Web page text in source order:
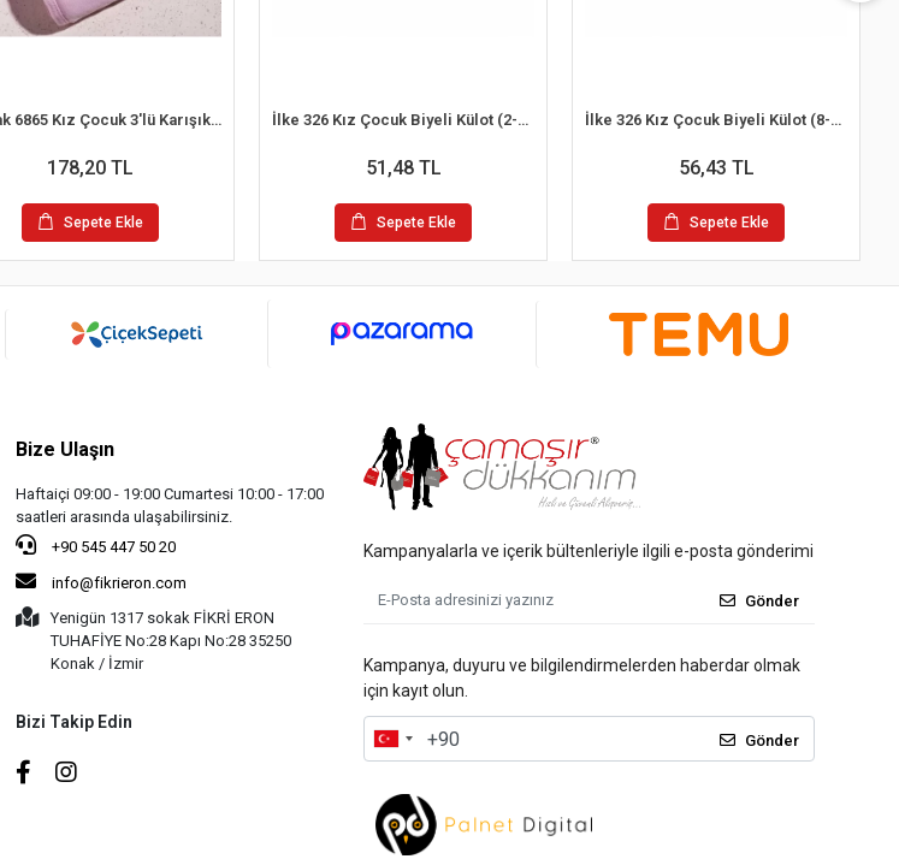
Berrak 6865 Kız Çocuk 3'lü Karışık Renk Külot
178,20 TL
Sepete Ekle
İlke 326 Kız Çocuk Biyeli Külot (2-3 Yaş)
51,48 TL
Sepete Ekle
İlke 326 Kız Çocuk Biyeli Külot (8-9 Yaş)
56,43 TL
Sepete Ekle
Bize Ulaşın
Haftaiçi 09:00 - 19:00 Cumartesi 10:00 - 17:00
saatleri arasında ulaşabilirsiniz.
+90 545 447 50 20
info@fikrieron.com
Yenigün 1317 sokak FİKRİ ERON
TUHAFİYE No:28 Kapı No:28 35250
Konak / İzmir
Bizi Takip Edin
Kampanyalarla ve içerik bültenleriyle ilgili e-posta gönderimi
Gönder
Kampanya, duyuru ve bilgilendirmelerden haberdar olmak
için kayıt olun.
Gönder